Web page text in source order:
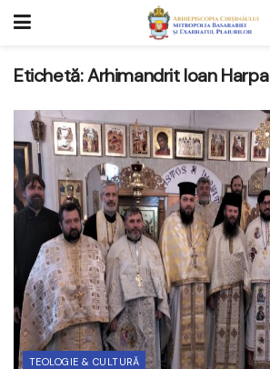
Etichetă:Arhimandrit Ioan Harpa
TEOLOGIE & CULTURĂ